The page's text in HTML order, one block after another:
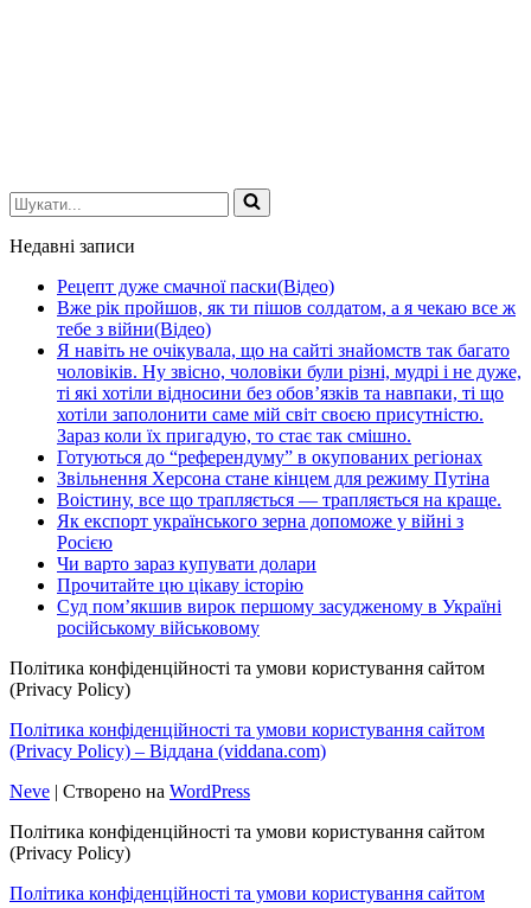
Шукати...
Недавні записи
Рецепт дуже смачної паски(Відео)
Вже рік пройшов, як ти пішов солдатом, а я чекаю все ж
тебе з війни(Відео)
Я навіть не очікувала, що на сайті знайомств так багато
чоловіків. Ну звісно, чоловіки були різні, мудрі і не дуже,
ті які хотіли відносини без обов’язків та навпаки, ті що
хотіли заполонити саме мій світ своєю присутністю.
Зараз коли їх пригадую, то стає так смішно.
Готуються до “референдуму” в окупованих регіонах
Звільнення Херсона стане кінцем для режиму Путіна
Воістину, все що трапляється — трапляється на краще.
Як експорт українського зерна допоможе у війні з
Росією
Чи варто зараз купувати долари
Прочитайте цю цікаву історію
Суд пом’якшив вирок першому засудженому в Україні
російському військовому
Політика конфіденційності та умови користування сайтом
(Privacy Policy)
Політика конфіденційності та умови користування сайтом
(Privacy Policy) – Віддана (viddana.com)
Neve | Створено на WordPress
Політика конфіденційності та умови користування сайтом
(Privacy Policy)
Політика конфіденційності та умови користування сайтом